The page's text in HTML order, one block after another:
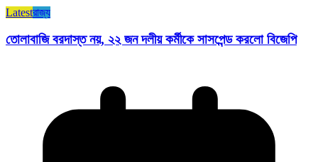
Latestরাজ্য​
তোলাবাজি বরদাস্ত নয়, ২২ জন দলীয় কর্মীকে সাসপেন্ড করলো বিজেপি